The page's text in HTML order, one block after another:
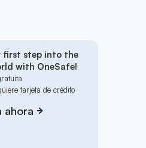
first step into the
with OneSafe!
tarjeta de crédito
ahora